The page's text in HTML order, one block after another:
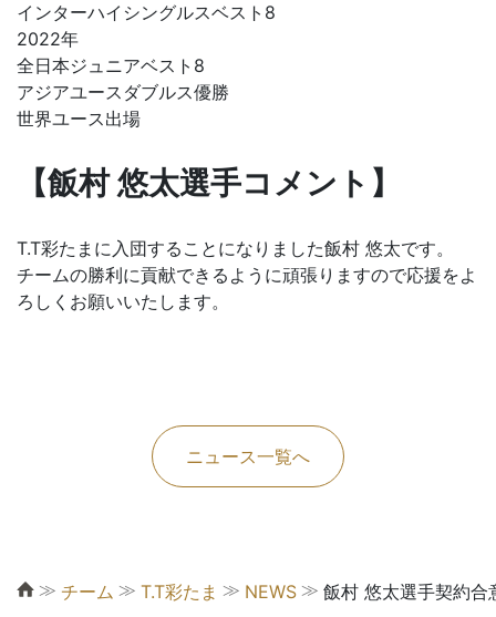
インターハイシングルスベスト8
2022年
全日本ジュニアベスト8
アジアユースダブルス優勝
世界ユース出場
【飯村 悠太選手コメント】
T.T彩たまに入団することになりました飯村 悠太です。
チームの勝利に貢献できるように頑張りますので応援をよ
ろしくお願いいたします。
ニュース一覧へ
≫ チーム ≫ T.T彩たま ≫ NEWS ≫ 飯村 悠太選手契約合